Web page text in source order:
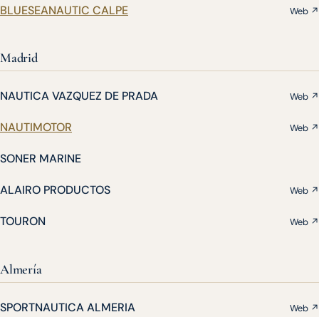
BLUESEANAUTIC CALPE Web ↗
Madrid
NAUTICA VAZQUEZ DE PRADA Web ↗
NAUTIMOTOR Web ↗
SONER MARINE
ALAIRO PRODUCTOS Web ↗
TOURON Web ↗
Almería
SPORTNAUTICA ALMERIA Web ↗